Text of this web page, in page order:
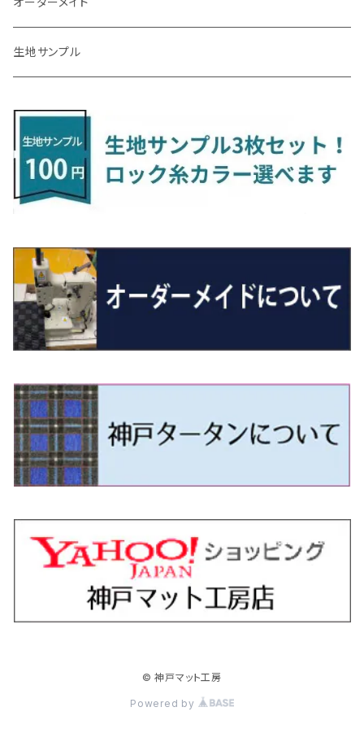
H23/10～R3/3 260系
アルファード/ヴェルファイアＨＶ
H27/1～R5/6 30系
R5/6～ 40系
H24/4～29/10 20系
ヴィッツ
H22/12～R2/3 130系
ヴォクシー
H26/1～R4/1 80系
R4/1～ 90系
エスクァイア
H26/10～R3/12 80系
エスティマ
H18/1～H24/5（前期）
H24/5～R1/10（後期）
エスティマ・ハイブリッド
H18/6～H24/5（前期）
H24/5～R1/10（後期）
オーリス
H24/8～H30/3 180系
カムリ
H24/5～ 160系
カローラ・クロス
カローラ・スポーツ
H27/9～R3/10 URJ201W
ＮＸ
R3/11～ 20系
H26/10～
ＲＸ
H27/10～R4/7 20系5人乗
H29/12～R4/7 20系7人乗
R4/11～ 10系
ＵＸ
H30/11～
H24/6～ E26 5・6人乗
H14/10～R2/3 Z11・Z12
キックス
R2/6~R8/6 15系(e-POWER)
R8/6～ 16系
H11/6～H16/10 Y34
サクラ
R4/5～ B6AW
シーマ
H13/1～R4/8 F50・Y51
シルビア
H3/1～H11/1 S13・S14
H11/1～H14/11 S15
シルフィ
H24/12～R3/10 TB17
ジューク
H22/6～R2/6 F15
スカイライン
H13/6～H18/11 V35
H26/2～ V37
スカイライン・クロスオーバー
H11/6～H16/10 Y34
H1/6～H11/6 Y30
セレナ
H22/11～H28/9 C26
H26/9～ S500系
H28/12～R1/7 LA600/610
ジャスティ
H23/5～ LA100系
ソルテラ
R4/5~ XEAM10X・YEAM15X
ディアスワゴン
H21/9～R2/4 S300系
トレジア
H22/11～H28/3 120系
フォレスター
H14/2～ SG/SH/SJ/SK系
プレオ
H22/4～H30/3 L275/285
プレオプラス
H24/12～H29/5 LA300/310
レヴォーグ
H15/6～R2/8 BN/BM/BL系
レガシィアウトバック
H15/10～ BP/BR/BS/BT系
レガシィツーリングワゴン
R2/10～ DREJ3P
アクセラ/アクセラ・スポーツ
H24/11～R1/8 GJ系
キャロル
H27/1～ HB36/37/97S
キャロルエコ
H24/11～H27/1 HB35S
スクラム
H17/9～ DG64/DG17
スクラムトラック
H25/9～ DG16T
デミオ
H19/7～R1/7 DE/DJ系
ビアンテ
H20/7～30/3 CC系
ファミリア バン
H30/6～ 160系
H24/10～ MJ系
フレアクロスオーバー
H26/1～ MS系
R2/6～ LA900/910S
タント
R1/7～ LA650/660
H28/11～ M900系
ハイゼット・キャディー
H28/6～R3/9 LA700V
ハイゼット・カーゴ
H16/12～ S300/S700系
ハイゼット・トラック
H11/1～ S200/S500系
ブーン
H28/4～R5/12 M700系
ミラ
H18/12～ L275/285
ミラ・イース
H23/9～ LA300系
ミラ・ココア
H30/6～ LA550/560S
ムーヴ
H26/12～R5/7 LA150/160S
ムーヴキャンバス
H17/5～H27/10 TA/TD系
エブリィ
H13/9～ DA系
クロスビー(XBEE)
H29/12～R7/10 MN71S
ジムニー
H3/6～ JA/JB系
ジムニーノマド
R7/4～ JC74W
ジムニーワイド/ジムニーシエラ
H10/1～H14/1 JB33/43W
H14/1～ JB43/74W
スイフト/スイフトスポーツ
H22/9～ スイフト
H23/12～
スペーシア/スペーシアカスタム/スペーシアギア
H25/3～R5/11
R5/11～ MK54S・MK94S
スペーシアベース
H23/1～H27/8 MA15S
H27/8～R2/12 MA26/36/46S
ハスラー
H26/1～ MR系
H31/3～ ｅｋクロス
R4/6～ B5AW
アイミーブ
H24/10～R2/12 GF系
アウトランダーＰＨＥＶ
H25/1～ GG/GN系 5人乗
エクリプスクロス/エクリプスクロスPHEV
H30/3～ GK/GL系
タウンボックス
H26/2～ DS17/64W
ディグニティ
H24/7～H29/1 BHGY51
デリカＤ：２
H23/3～ MB系
デリカＤ：３
H23/10～H31/4 BM20 7人乗
デリカＤ：５
R5/5～ B30系/BA系
パジェロ
H18/10～R1/8 7人乗ロング V90系
H26/12～R2/2 JF1/2
NBOXジョイ
H24/11～R2/3 JG1・JG2
R2/11～ JG3・JG4
N-ONE e:
R7/9~ JG5
N-VAN
H30/7～ JJ1・JJ2
N-VAN e:
R6/10~ JJ3
N‐WGN/N‐WGNカスタム
H25/11～ JH1・JH2・JH3・JH4
S660
H27/4～R3/12 JW5
WR-V
R6/3～ DG5
ZR-V
H11/6～H30/7 バン HH5・HH6
H21/12～R3/4 トラック
アコード・アコードハイブリッド
H25/6～R2/2 CR系
R3/6～ CDD系
H16/4～28/1 １T系 トゥラン
H23/2～ 7N系
Tクロス
R2/7～ A1D系
ティグアン
H20/9～H29/1 5NC系
トゥアレグ
H15/9～H30/4 7L/7P系
パサート
H23/5～H27/7 3CCAX
H27/7～ 3CC/3CD系
ザ・ビートル
H24/4～R3/4 16C系
ポロ
H21/10～H30/3 6RC系
H30/3～ AW系
H26/7～R4/2
ＣＬＡクラス
H27/6～R1/8
ＣＬＳクラス
H30/6～
Ｅクラス
H28/7～
ＧＬＡクラス
H26/5～R2/6
ＧＬＥクラス
R1/6～
Ｓクラス
H25/10～R3/10
Ｖクラス
H27/4～
ラグマットセカンド（L）
ラグマットミニ（S）
生地サンプル
© 神戸マット工房
Powered by